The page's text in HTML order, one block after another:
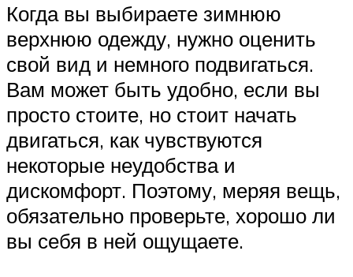
Когда вы выбираете зимнюю
верхнюю одежду, нужно оценить
свой вид и немного подвигаться.
Вам может быть удобно, если вы
просто стоите, но стоит начать
двигаться, как чувствуются
некоторые неудобства и
дискомфорт. Поэтому, меряя вещь,
обязательно проверьте, хорошо ли
вы себя в ней ощущаете.